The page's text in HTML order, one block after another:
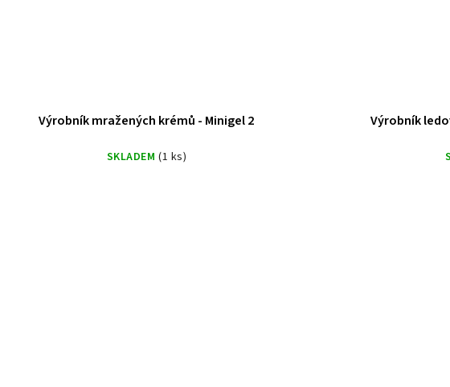
Výrobník mražených krémů - Minigel 2
SKLADEM (1 ks)
Výrobník